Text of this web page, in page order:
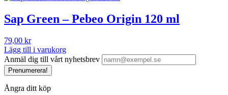
Sap Green – Pebeo Origin 120 ml
79,00 kr
Lägg till i varukorg
Anmäl dig till vårt nyhetsbrev
Prenumerera!
Ångra ditt köp